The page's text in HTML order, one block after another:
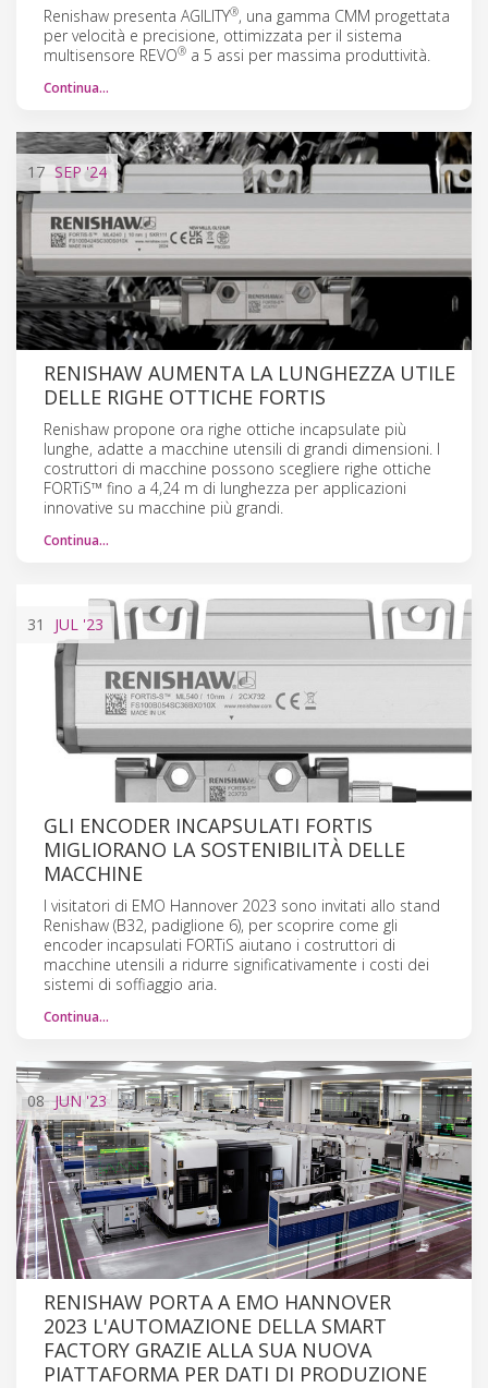
Renishaw presenta AGILITY®, una gamma CMM progettata
per velocità e precisione, ottimizzata per il sistema
multisensore REVO® a 5 assi per massima produttività.
Continua…
17 SEP'24
RENISHAW AUMENTA LA LUNGHEZZA UTILE
DELLE RIGHE OTTICHE FORTIS
Renishaw propone ora righe ottiche incapsulate più
lunghe, adatte a macchine utensili di grandi dimensioni. I
costruttori di macchine possono scegliere righe ottiche
FORTiS™ fino a 4,24 m di lunghezza per applicazioni
innovative su macchine più grandi.
Continua…
31 JUL '23
GLI ENCODER INCAPSULATI FORTIS
MIGLIORANO LA SOSTENIBILITÀ DELLE
MACCHINE
I visitatori di EMO Hannover 2023 sono invitati allo stand
Renishaw (B32, padiglione 6), per scoprire come gli
encoder incapsulati FORTiS aiutano i costruttori di
macchine utensili a ridurre significativamente i costi dei
sistemi di soffiaggio aria.
Continua…
08 JUN'23
RENISHAW PORTA A EMO HANNOVER
2023 L'AUTOMAZIONE DELLA SMART
FACTORY GRAZIE ALLA SUA NUOVA
PIATTAFORMA PER DATI DI PRODUZIONE